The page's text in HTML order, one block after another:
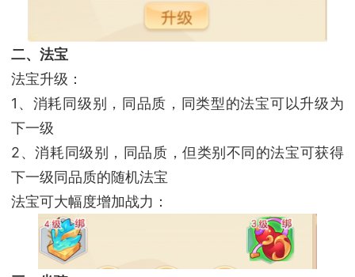
二、法宝
法宝升级：
1、消耗同级别，同品质，同类型的法宝可以升级为
下一级
2、消耗同级别，同品质，但类别不同的法宝可获得
下一级同品质的随机法宝
法宝可大幅度增加战力：